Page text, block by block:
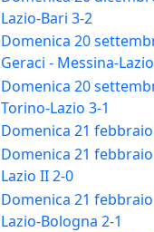
Lazio-Bari 3-2
Domenica 20
Geraci - Messina-
Domenica 20
Torino-Lazio 3-1
Domenica 21 febbraio
Domenica 21
Lazio II 2-0
Domenica 21 febbraio
Lazio-Bologna 2-1